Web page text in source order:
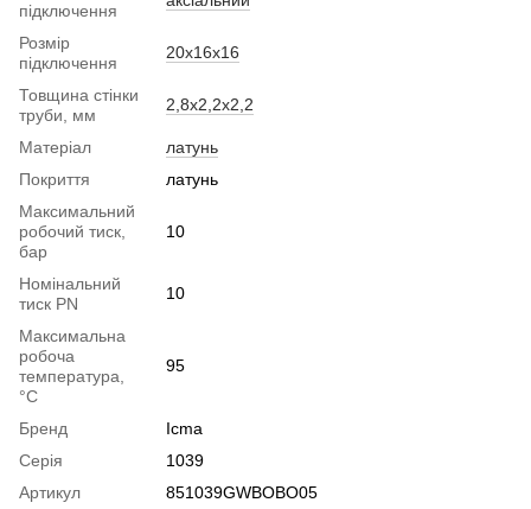
підключення
Розмір
підключення
20x16x16
Товщина стінки
труби, мм
2,8x2,2x2,2
Матеріал
латунь
Покриття
латунь
Максимальний
робочий тиск,
бар
10
Номінальний
тиск PN
10
Максимальна
робоча
температура,
°C
95
Бренд
Icma
Серія
1039
Артикул
851039GWBOBO05